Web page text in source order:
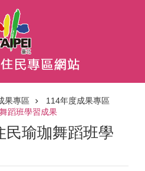
果專區
114年度成果專區
蹈班學習成果
民瑜珈舞蹈班學